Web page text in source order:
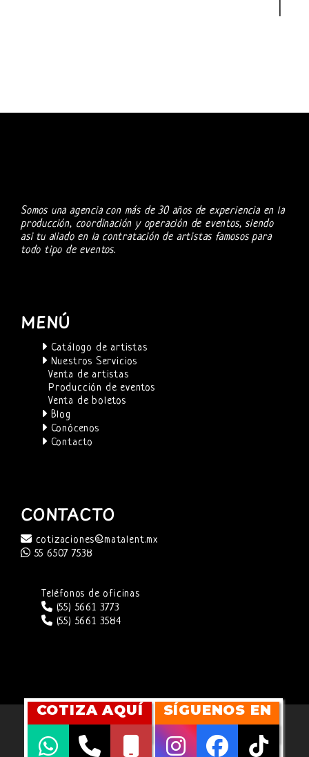
Somos una agencia con más de 30 años de experiencia en la
producción, coordinación y operación de eventos, siendo
asi tu aliado en la contratación de artistas famosos para
todo tipo de eventos.
MENÚ
Catálogo de artistas
Nuestros Servicios
Venta de artistas
Producción de eventos
Venta de boletos
Blog
Conócenos
Contacto
CONTACTO
cotizaciones@matalent.mx
55 6507 7538
Teléfonos de oficinas
(55) 5661 3773
(55) 5661 3584
SITIO WEB DESARROLLADO POR
CUBITMARKETING
COPYRIGHT 2026 ©
MATALENT AGENCY
COTIZA AQUÍ SÍGUENOS EN